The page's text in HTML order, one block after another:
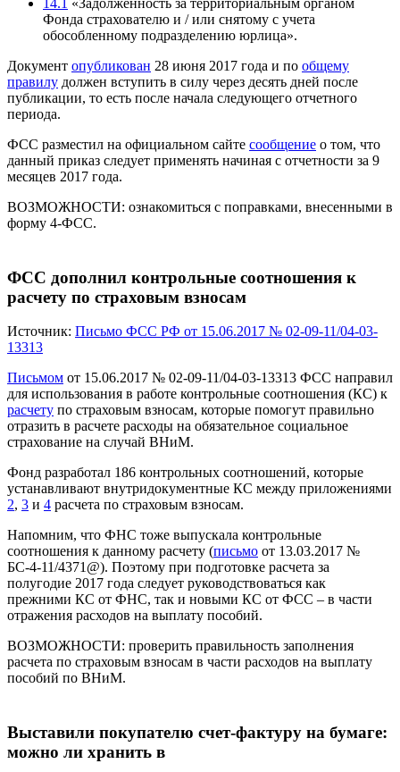
Фонда страхователю и / или снятому с учета
обособленному подразделению юрлица».
Документ опубликован 28 июня 2017 года и по общему
правилу должен вступить в силу через десять дней после
публикации, то есть после начала следующего отчетного
периода.
ФСС разместил на официальном сайте сообщение о том, что
данный приказ следует применять начиная с отчетности за 9
месяцев 2017 года.
ВОЗМОЖНОСТИ: ознакомиться с поправками, внесенными в
форму 4-ФСС.
ФСС дополнил контрольные соотношения к
расчету по страховым взносам
Источник: Письмо ФСС РФ от 15.06.2017 № 02-09-11/04-03-
13313
Письмом от 15.06.2017 № 02-09-11/04-03-13313 ФСС направил
для использования в работе контрольные соотношения (КС) к
расчету по страховым взносам, которые помогут правильно
отразить в расчете расходы на обязательное социальное
страхование на случай ВНиМ.
Фонд разработал 186 контрольных соотношений, которые
устанавливают внутридокументные КС между приложениями
2, 3 и 4 расчета по страховым взносам.
Напомним, что ФНС тоже выпускала контрольные
соотношения к данному расчету (письмо от 13.03.2017 №
БС-4-11/4371@). Поэтому при подготовке расчета за
полугодие 2017 года следует руководствоваться как
прежними КС от ФНС, так и новыми КС от ФСС – в части
отражения расходов на выплату пособий.
ВОЗМОЖНОСТИ: проверить правильность заполнения
расчета по страховым взносам в части расходов на выплату
пособий по ВНиМ.
Выставили покупателю счет-фактуру на бумаге:
можно ли хранить в